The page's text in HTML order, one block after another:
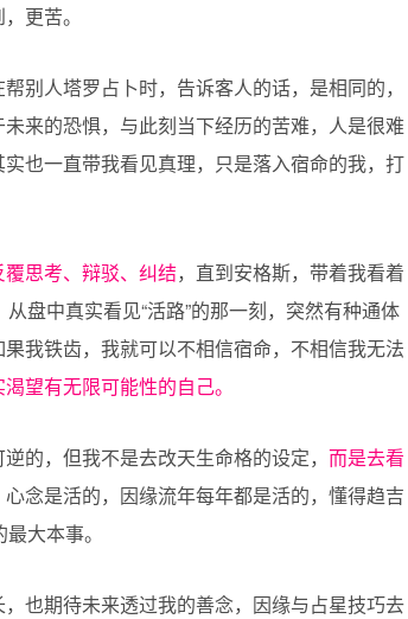
更苦。
别人塔罗占卜时，告诉客人的话，是相同的，
来的恐惧，与此刻当下经历的苦难，人是很难
也一直带我看见真理，只是落入宿命的我，打
思考、辩驳、纠结，直到安格斯，带着我看着
盘中真实看见“活路”的那一刻，突然有种通体
我铁齿，我就可以不相信宿命，不相信我无法
渴望有无限可能性的自己。
的，但我不是去改天生命格的设定， 而是去看
念是活的，因缘流年每年都是活的，懂得趋吉
大本事。
也期待未来透过我的善念，因缘与占星技巧去